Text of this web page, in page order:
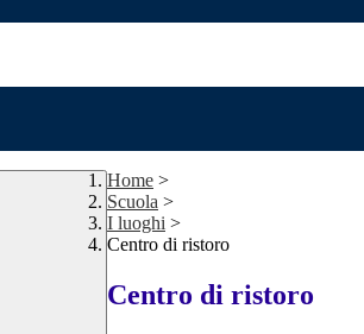
Home >
Scuola >
I luoghi >
Centro di ristoro
Centro di ristoro